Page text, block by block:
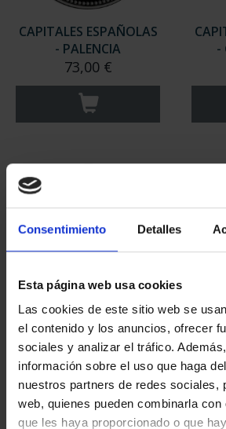
Consentimiento Detalles
Esta página web usa cookies
Las cookies de este sitio web se
el contenido y los anuncios, ofrecer
sociales y analizar el tráfico.
información sobre el uso que haga
nuestros partners de redes sociales,
web, quienes pueden combinarla con
que les haya proporcionado o que
CAPITALES ESPAÑOLAS
- PALENCIA
73,00 €
-
CAPITALES ESPAÑOLAS
- PONTEVEDRA
73,00 €